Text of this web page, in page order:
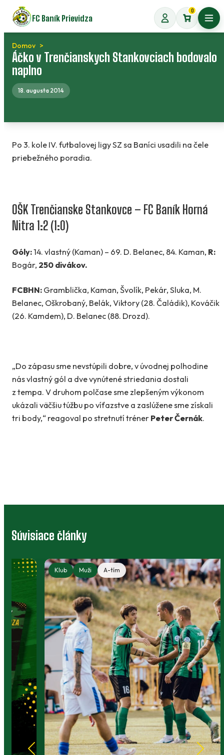
Preskočiť
na
obsah
FC Baník Prievidza
0
Domov
Áčko v Trenčianskych Stankovciach bodovalo
naplno
18. augusta 2014
Po 3. kole IV. futbalovej ligy SZ sa Baníci usadili na čele
priebežného poradia.
OŠK Trenčianske Stankovce – FC Baník Horná
Nitra 1:2 (1:0)
Góly:14. vlastný (Kaman) – 69. D. Belanec, 84. Kaman, R:
Bogár, 250 divákov.
FCBHN: Gramblička, Kaman, Švolík, Pekár, Sluka, M.
Belanec, Oškrobaný, Belák, Viktory (28. Čaládik), Kováčik
(26. Kamdem), D. Belanec (88. Drozd).
„Do zápasu sme nevstúpili dobre, v úvodnej polhodine
nás vlastný gól a dve vynútené striedania dostali
z tempa. V druhom polčase sme zlepšeným výkonom
ukázali väčšiu túžbu po víťazstve a zaslúžene sme získali
tri body,“ reagoval po stretnutí tréner Peter Černák.
Súvisiace články
Klub Muži A-tím